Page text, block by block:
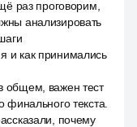
раз проговорим,
анализировать
и как принимались
общем, важен тест
финального текста.
почему